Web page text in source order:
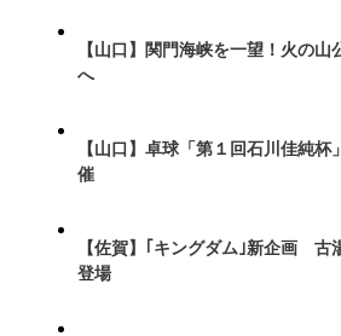
【山口】関門海峡を一望！火の
へ
【山口】卓球「第１回石川佳純
催
【佐賀】｢キングダム｣新企画 古
登場